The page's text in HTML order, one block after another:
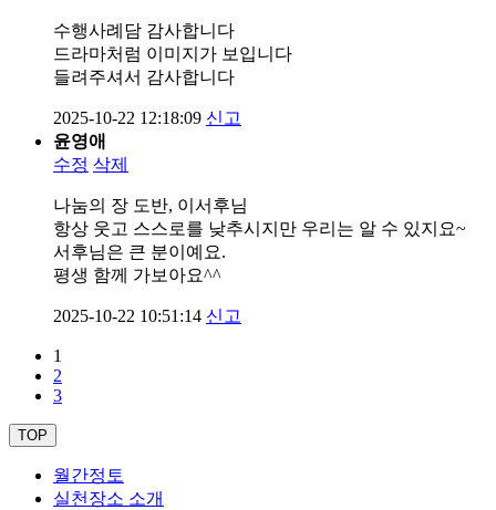
수행사례담 감사합니다
드라마처럼 이미지가 보입니다
들려주셔서 감사합니다
2025-10-22 12:18:09 신고
윤영애
수정 삭제
나눔의 장 도반, 이서후님
항상 웃고 스스로를 낮추시지만 우리는 알 수 있지요~
서후님은 큰 분이예요.
평생 함께 가보아요^^
2025-10-22 10:51:14 신고
1
2
3
TOP
월간정토
실천장소 소개